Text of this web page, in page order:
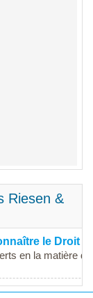
Riesen &
le Droit
en la matière